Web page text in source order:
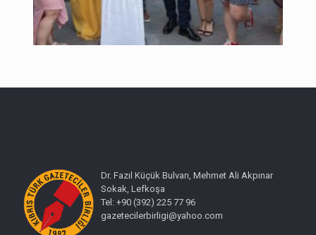
Dr. Fazıl Küçük Bulvarı, Mehmet Ali Akpınar
Sokak, Lefkoşa
Tel: +90 (392) 225 77 96
gazetecilerbirligi@yahoo.com